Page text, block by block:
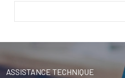
ASSISTANCE TECHNIQUE